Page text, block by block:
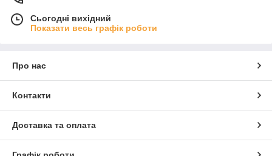
Сьогодні вихідний
Показати весь графік роботи
Про нас
Контакти
Доставка та оплата